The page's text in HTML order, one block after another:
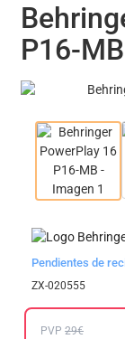
P16-MB
Pendientes de
ZX-020555
PVP 29€